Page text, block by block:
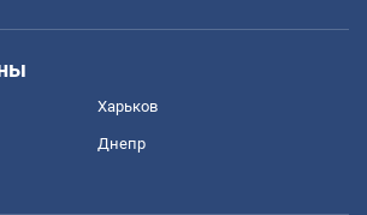
Харьков
Днепр